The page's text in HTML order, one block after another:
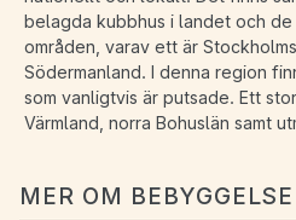
belagda kubbhus i landet och
områden, varav ett är
Södermanland. I denna region
som vanligtvis är putsade. Ett
Värmland, norra Bohuslän samt
MER OM BEBYGGELSE